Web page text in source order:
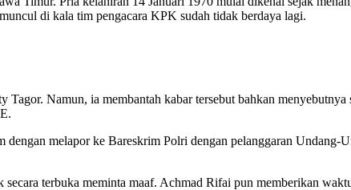
di kala tim pengacara KPK sudah tidak berdaya lagi.
Namun, ia membantah kabar tersebut bahkan
melapor ke Bareskrim Polri dengan pelanggaran
terbuka meminta maaf. Achmad Rifai pun memberikan